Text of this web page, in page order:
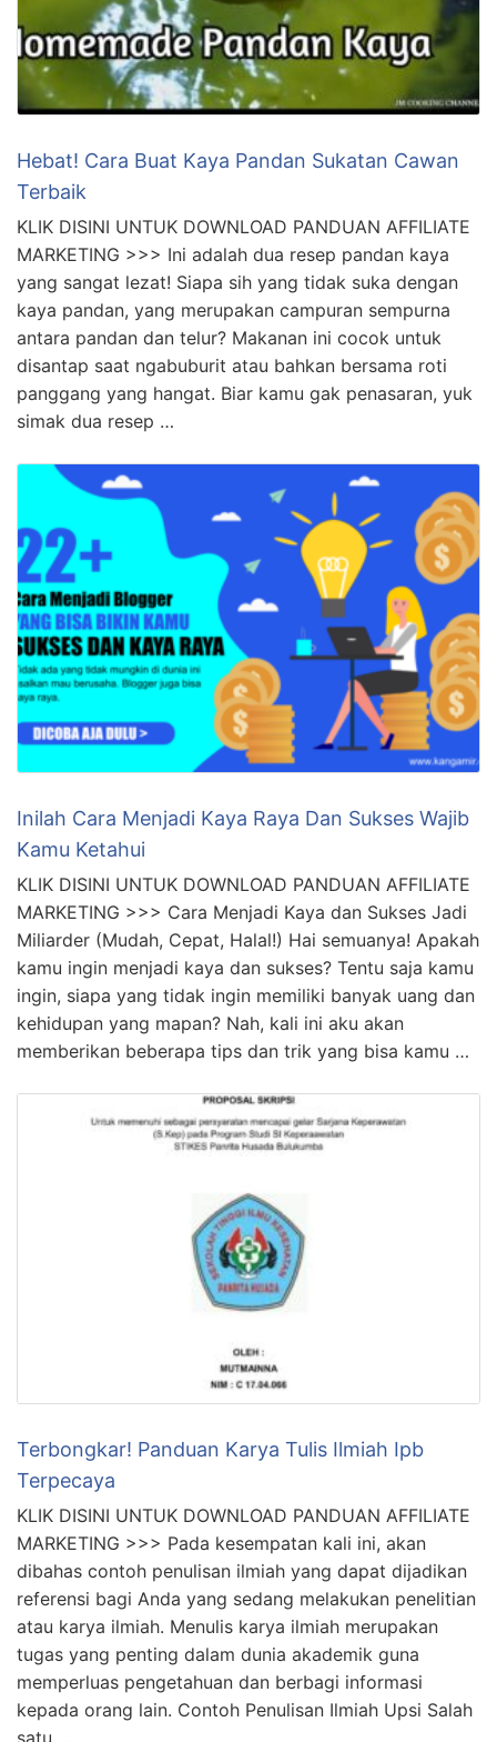
Hebat! Cara Buat Kaya Pandan Sukatan Cawan
Terbaik
KLIK DISINI UNTUK DOWNLOAD PANDUAN AFFILIATE
MARKETING >>> Ini adalah dua resep pandan kaya
yang sangat lezat! Siapa sih yang tidak suka dengan
kaya pandan, yang merupakan campuran sempurna
antara pandan dan telur? Makanan ini cocok untuk
disantap saat ngabuburit atau bahkan bersama roti
panggang yang hangat. Biar kamu gak penasaran, yuk
simak dua resep …
Inilah Cara Menjadi Kaya Raya Dan Sukses Wajib
Kamu Ketahui
KLIK DISINI UNTUK DOWNLOAD PANDUAN AFFILIATE
MARKETING >>> Cara Menjadi Kaya dan Sukses Jadi
Miliarder (Mudah, Cepat, Halal!) Hai semuanya! Apakah
kamu ingin menjadi kaya dan sukses? Tentu saja kamu
ingin, siapa yang tidak ingin memiliki banyak uang dan
kehidupan yang mapan? Nah, kali ini aku akan
memberikan beberapa tips dan trik yang bisa kamu …
Terbongkar! Panduan Karya Tulis Ilmiah Ipb
Terpecaya
KLIK DISINI UNTUK DOWNLOAD PANDUAN AFFILIATE
MARKETING >>> Pada kesempatan kali ini, akan
dibahas contoh penulisan ilmiah yang dapat dijadikan
referensi bagi Anda yang sedang melakukan penelitian
atau karya ilmiah. Menulis karya ilmiah merupakan
tugas yang penting dalam dunia akademik guna
memperluas pengetahuan dan berbagi informasi
kepada orang lain. Contoh Penulisan Ilmiah Upsi Salah
satu …